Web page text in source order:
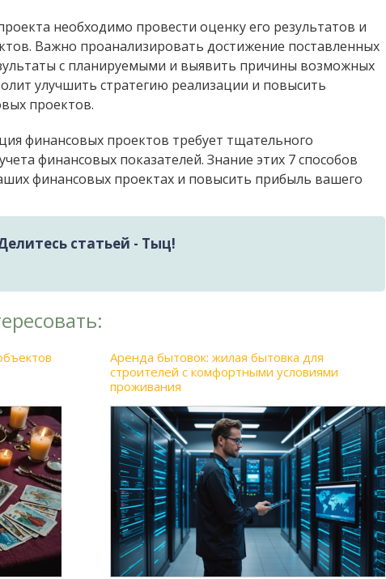
необходимо провести оценку его результатов и
Важно проанализировать достижение поставленных
с планируемыми и выявить причины возможных
улучшить стратегию реализации и повысить
проектов.
финансовых проектов требует тщательного
финансовых показателей. Знание этих 7 способов
финансовых проектах и повысить прибыль вашего
статьей - Тыц!
Аренда бытовок: жилая бытовка для
строителей с комфортными условиями
проживания